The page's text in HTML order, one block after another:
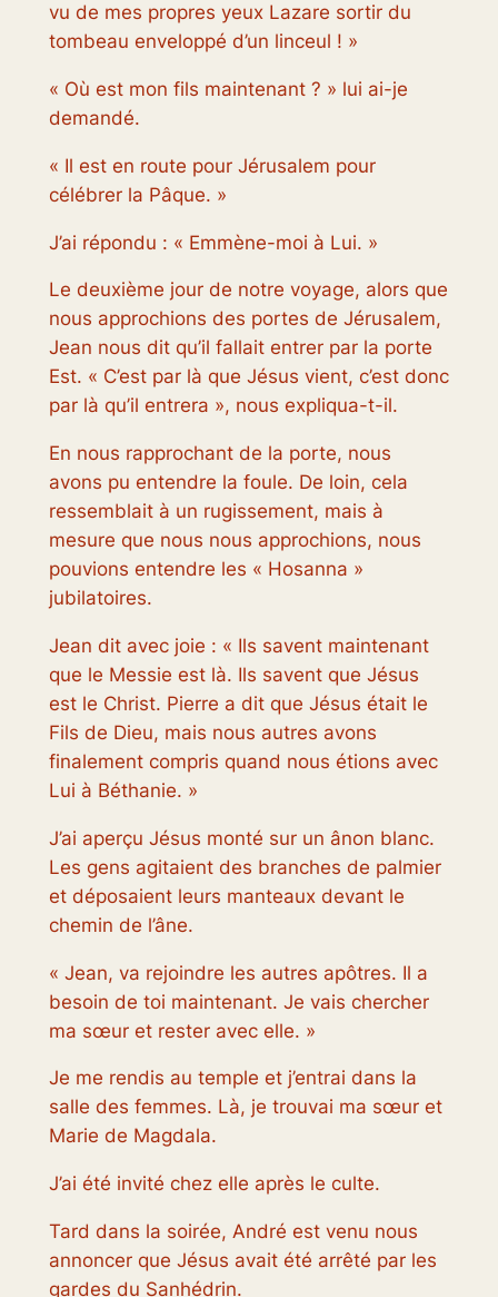
vu de mes propres yeux Lazare sortir du
tombeau enveloppé d’un linceul ! »
« Où est mon fils maintenant ? » lui ai-je
demandé.
« Il est en route pour Jérusalem pour
célébrer la Pâque. »
J’ai répondu : « Emmène-moi à Lui. »
Le deuxième jour de notre voyage, alors que
nous approchions des portes de Jérusalem,
Jean nous dit qu’il fallait entrer par la porte
Est. « C’est par là que Jésus vient, c’est donc
par là qu’il entrera », nous expliqua-t-il.
En nous rapprochant de la porte, nous
avons pu entendre la foule. De loin, cela
ressemblait à un rugissement, mais à
mesure que nous nous approchions, nous
pouvions entendre les « Hosanna »
jubilatoires.
Jean dit avec joie : « Ils savent maintenant
que le Messie est là. Ils savent que Jésus
est le Christ. Pierre a dit que Jésus était le
Fils de Dieu, mais nous autres avons
finalement compris quand nous étions avec
Lui à Béthanie. »
J’ai aperçu Jésus monté sur un ânon blanc.
Les gens agitaient des branches de palmier
et déposaient leurs manteaux devant le
chemin de l’âne.
« Jean, va rejoindre les autres apôtres. Il a
besoin de toi maintenant. Je vais chercher
ma sœur et rester avec elle. »
Je me rendis au temple et j’entrai dans la
salle des femmes. Là, je trouvai ma sœur et
Marie de Magdala.
J’ai été invité chez elle après le culte.
Tard dans la soirée, André est venu nous
annoncer que Jésus avait été arrêté par les
gardes du Sanhédrin.